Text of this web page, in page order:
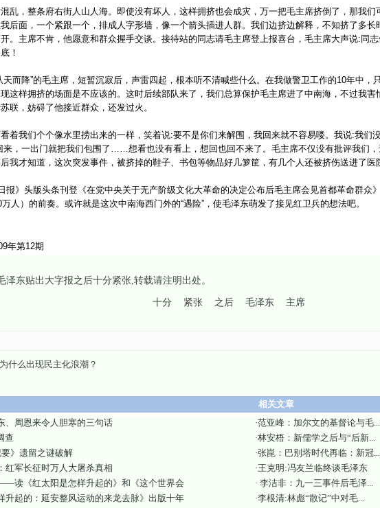
，整条府右街人山人海。即使没有坏人，这样拥挤也会成灾，万一把毛主席挤倒了，那我们
后面，一个紧跟一个，排成人字形墙，像一个箭头插进人群。我们边挤边解释，不知挤了多
。主席不肯，他愿意和群众握手交谈。接待站的同志请毛主席登上报喜台，毛主席大声说:同
！
降”的毛主席，短暂沉寂后，声雷四起，根本听不清喊些什么。在我做警卫工作的10年中，
这样拥挤的场面是不应该的。这时后续部队来了，我们总算保护毛主席进了中南海，不过我害
联，妨碍了他接近群众，还发过火。
我们个个像水里捞出来的一样，笑着说:要不是你们来解围，我回来就不容易喽。我说:我们
来，一出门就把我们包围了……想看也没有看上，想回也回不来了。毛主席不仅没有批评我们
我才知道，这次突发事件，被挤掉的鞋子、书包等物品好几箩筐，有几个人还被挤伤送进了医
》头版头条刊登《在党中央关于无产阶级文化大革命的决定公布后毛主席会见首都革命群众
人）的前奏。或许就是这次中南海西门外的“遇险”，使毛泽东萌发了接见红卫兵的想法吧。
年第12期
泽东贴出大字报之后十分紧张,转载请注明出处。
十分 紧张 之后 毛泽东
主席
什么出现民主化浪潮？
、周恩来令人胆寒的三句话
查
》遗留之谜破解
红军长征时万人大屠杀真相
读《红太阳是怎样升起的》和《这个世界会
升起的：延安整风运动的来龙去脉》出版十年
相关文章
·范亚峰：加尔文的基督论与毛...
·林安梧：新儒学之后与“后新...
·张崑：巴别塔时代再临：新冠...
·王克明:冯友兰临终谈毛泽东
· 李洁非：九一三事件后毛泽...
·李根清:林彪“散记”中对毛...